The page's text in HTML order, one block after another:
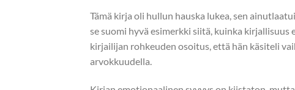
Tämä kirja oli hullun hauska lukea, sen
se suomi hyvä esimerkki siitä, kuinka
kirjailijan rohkeuden osoitus, että hän käsiteli
arvokkuudella.